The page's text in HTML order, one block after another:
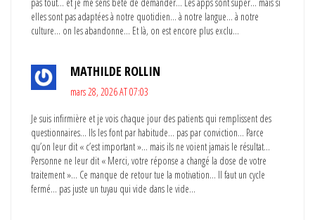
pas tout… et je me sens bête de demander… Les apps sont super… mais si
elles sont pas adaptées à notre quotidien… à notre langue… à notre
culture… on les abandonne… Et là, on est encore plus exclu…
MATHILDE ROLLIN
mars 28, 2026 AT 07:03
Je suis infirmière et je vois chaque jour des patients qui remplissent des
questionnaires… Ils les font par habitude… pas par conviction… Parce
qu’on leur dit « c’est important »… mais ils ne voient jamais le résultat…
Personne ne leur dit « Merci, votre réponse a changé la dose de votre
traitement »… Ce manque de retour tue la motivation… Il faut un cycle
fermé… pas juste un tuyau qui vide dans le vide…